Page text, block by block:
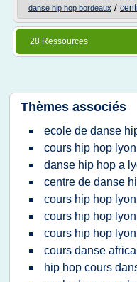
danse hip hop bordeaux /
28 Ressources
Thèmes associés
ecole de danse
cours hip hop lyon
danse hip hop a
centre de danse
cours hip hop
cours hip hop
cours hip hop
cours danse
hip hop cours